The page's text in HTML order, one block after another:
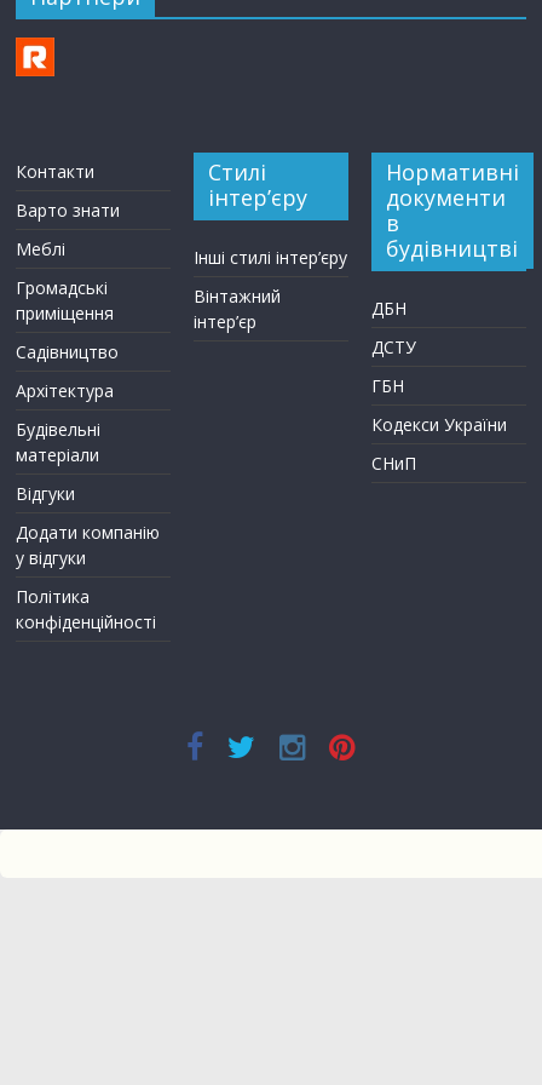
Контакти
Варто знати
Меблі
Громадські
приміщення
Садівництво
Архітектура
Будівельні
матеріали
Відгуки
Додати компанію
у відгуки
Політика
конфіденційності
Стилі
інтер’єру
Інші стилі інтер’єру
Вінтажний
інтер’єр
Нормативні
документи
в
будівництві
ДБН
ДСТУ
ГБН
Кодекси України
СНиП